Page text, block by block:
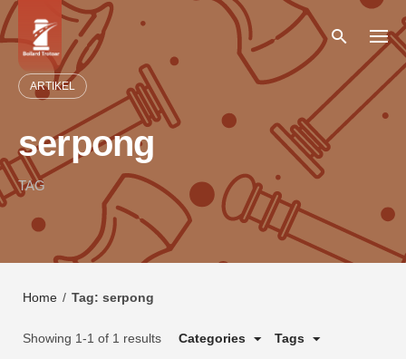
Skip
to
content
ARTIKEL
serpong
TAG
Home / Tag: serpong
Showing 1-1 of 1 results Categories Tags